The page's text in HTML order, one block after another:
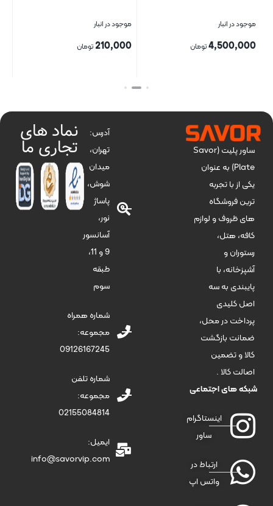
موجود در انبار
4,500,000تومان
موجود در انبار
210,000 تومان
بستن
ساور پلیت (Savor
Plate) به عنوان
یکی از با تجربه
ترین فروشگاه
های ظروف و لوازم
کافه، هتل،
رستوران و
آشپزخانه، با
پایبندی به سه
اصل کلیدی
پرداخت در محل،
ضمانت بازگشت
کالا و تضمین
اصالت کالا .
شبکه های اجتماعی
اینستاگرام
ساور
ارتباط در
واتس اپ
آدرس:
تهران،
میدان
شوش،
پاساژ
نور،
آسانسور
9 و 11،
طبقه
سوم
شماره همراه
مجموعه:
09126167245
شماره تلفن
مجموعه:
02155084814
ایمیل:
info@savorvip.com
نماد های
تجاری ما